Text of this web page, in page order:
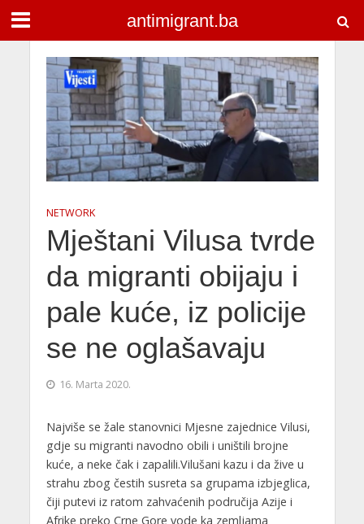
antimigrant.ba
NETWORK
Mještani Vilusa tvrde
da migranti obijaju i
pale kuće, iz policije
se ne oglašavaju
16. Marta 2020.
Najviše se žale stanovnici Mjesne zajednice Vilusi,
gdje su migranti navodno obili i uništili brojne
kuće, a neke čak i zapalili.Vilušani kazu i da žive u
strahu zbog čestih susreta sa grupama izbjeglica,
čiji putevi iz ratom zahvaćenih područija Azije i
Afrike preko Crne Gore vode ka zemljama